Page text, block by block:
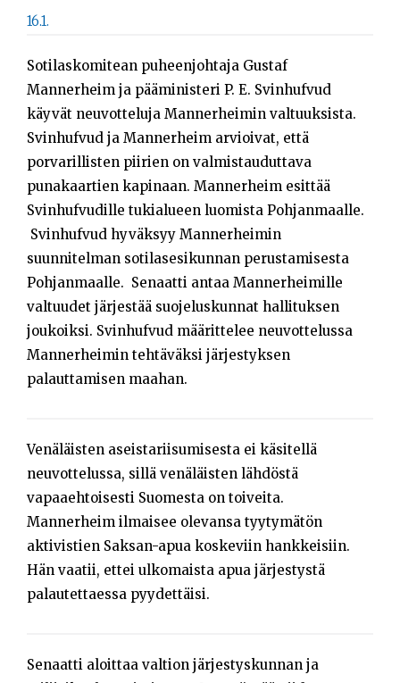
16.1.
Sotilaskomitean puheenjohtaja Gustaf
Mannerheim ja pääministeri P. E. Svinhufvud
käyvät neuvotteluja Mannerheimin valtuuksista.
Svinhufvud ja Mannerheim arvioivat, että
porvarillisten piirien on valmistauduttava
punakaartien kapinaan. Mannerheim esittää
Svinhufvudille tukialueen luomista Pohjanmaalle.
Svinhufvud hyväksyy Mannerheimin
suunnitelman sotilasesikunnan perustamisesta
Pohjanmaalle. Senaatti antaa Mannerheimille
valtuudet järjestää suojeluskunnat hallituksen
joukoiksi. Svinhufvud määrittelee neuvottelussa
Mannerheimin tehtäväksi järjestyksen
palauttamisen maahan.
Venäläisten aseistariisumisesta ei käsitellä
neuvottelussa, sillä venäläisten lähdöstä
vapaaehtoisesti Suomesta on toiveita.
Mannerheim ilmaisee olevansa tyytymätön
aktivistien Saksan-apua koskeviin hankkeisiin.
Hän vaatii, ettei ulkomaista apua järjestystä
palautettaessa pyydettäisi.
Senaatti aloittaa valtion järjestyskunnan ja